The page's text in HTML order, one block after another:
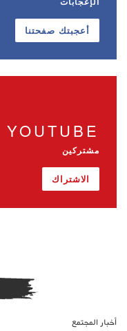
أعجبتك صفحتنا
YOUTUBE
مشتركين
الاشتراك
أخبار المجتمع